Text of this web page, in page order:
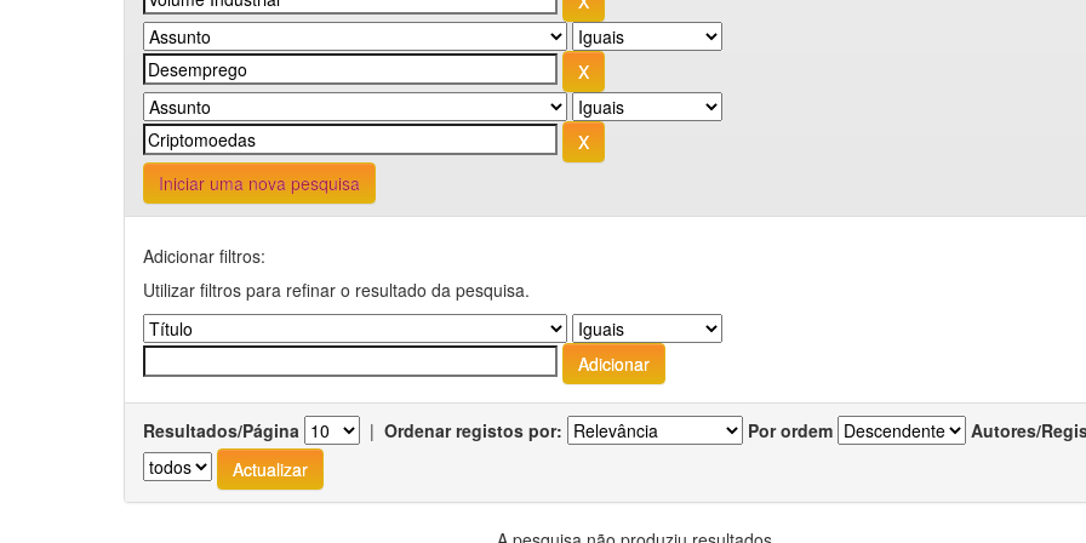
Iniciar uma nova pesquisa
Adicionar filtros:
Utilizar filtros para refinar o resultado da pesquisa.
Resultados/Página | Ordenar registos por: Por ordem Autores/